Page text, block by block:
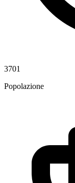
3701
Popolazione